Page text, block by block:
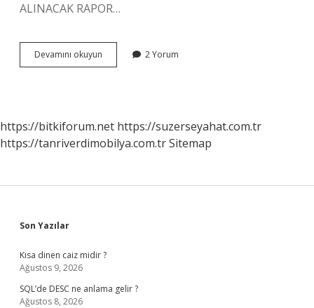
ALINACAK RAPOR…
Devamını okuyun Tehlikeli
Ve
Raporu
Nedir
2 Yorum
https://bitkiforum.net https://suzerseyahat.com.tr
https://tanriverdimobilya.com.trSitemap
Sidebar
Son Yazılar
Kısa dinen caiz midir ?
Ağustos 9, 2026
SQL’de DESC ne anlama gelir ?
Ağustos 8, 2026